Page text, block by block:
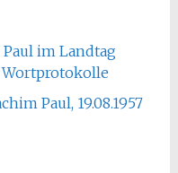
im Landtag
Paul, 19.08.1957